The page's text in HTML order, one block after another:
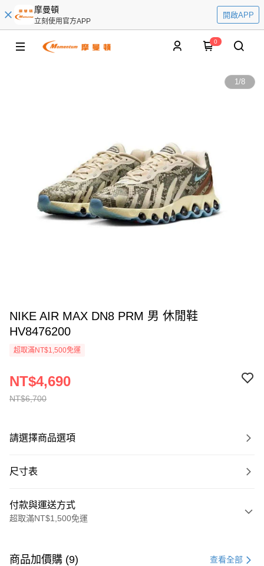
摩曼頓
立刻使用官方APP
開啟APP
0
1/8
NIKE AIR MAX DN8 PRM 男 休閒鞋
HV8476200
超取滿NT$1,500免運
NT$6,700
NT$4,690
請選擇商品選項
尺寸表
付款與運送方式
超取滿NT$1,500免運
信用卡一次付款
商品加價購 (9) 查看全部